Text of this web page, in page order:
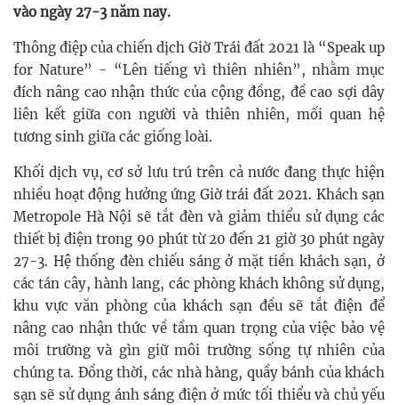
vào ngày 27-3 năm nay.
Thông điệp của chiến dịch Giờ Trái đất 2021 là “Speak up
for Nature” - “Lên tiếng vì thiên nhiên”, nhằm mục
đích nâng cao nhận thức của cộng đồng, đề cao sợi dây
liên kết giữa con người và thiên nhiên, mối quan hệ
tương sinh giữa các giống loài.
Khối dịch vụ, cơ sở lưu trú trên cả nước đang thực hiện
nhiều hoạt động hưởng ứng Giờ trái đất 2021. Khách sạn
Metropole Hà Nội sẽ tắt đèn và giảm thiểu sử dụng các
thiết bị điện trong 90 phút từ 20 đến 21 giờ 30 phút ngày
27-3. Hệ thống đèn chiếu sáng ở mặt tiền khách sạn, ở
các tán cây, hành lang, các phòng khách không sử dụng,
khu vực văn phòng của khách sạn đều sẽ tắt điện để
nâng cao nhận thức về tầm quan trọng của việc bảo vệ
môi trường và gìn giữ môi trường sống tự nhiên của
chúng ta. Đồng thời, các nhà hàng, quầy bánh của khách
sạn sẽ sử dụng ánh sáng điện ở mức tối thiểu và chủ yếu